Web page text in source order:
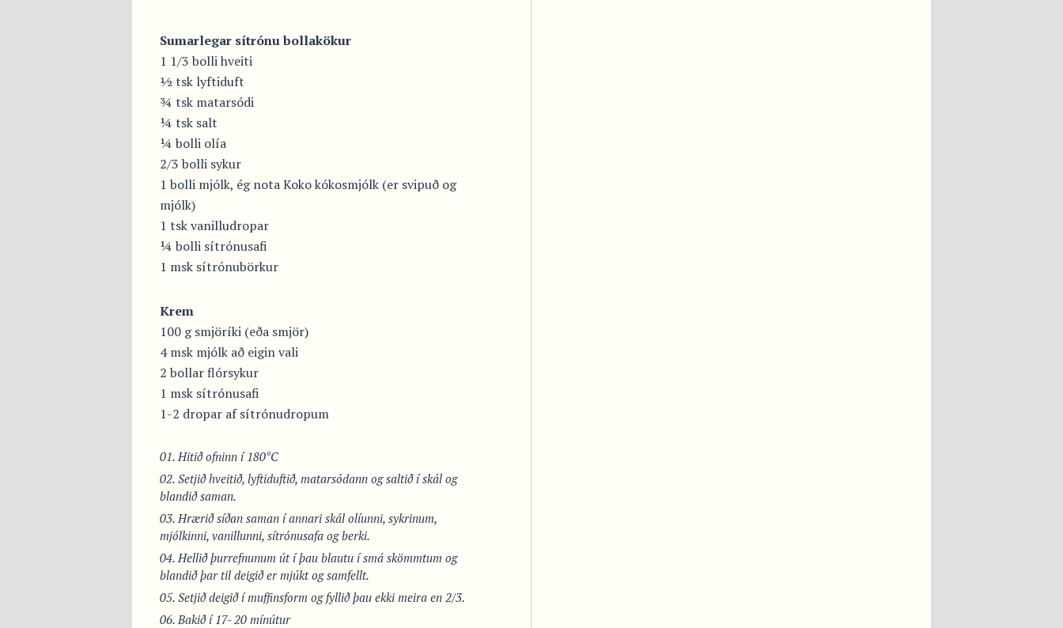
Sumarlegar sítrónu bollakökur
1 1/3 bolli hveiti
½ tsk lyftiduft
¾ tsk matarsódi
¼ tsk salt
¼ bolli olía
2/3 bolli sykur
1 bolli mjólk, ég nota Koko kókosmjólk (er svipuð og
mjólk)
1 tsk vanilludropar
¼ bolli sítrónusafi
1 msk sítrónubörkur
Krem
100 g smjöríki (eða smjör)
4 msk mjólk að eigin vali
2 bollar flórsykur
1 msk sítrónusafi
1-2 dropar af sítrónudropum
Hitið ofninn í 180°C
Setjið hveitið, lyftiduftið, matarsódann og saltið í skál og
blandið saman.
Hrærið síðan saman í annari skál olíunni, sykrinum,
mjólkinni, vanillunni, sítrónusafa og berki.
Hellið þurrefnunum út í þau blautu í smá skömmtum og
blandið þar til deigið er mjúkt og samfellt.
Setjið deigið í muffinsform og fyllið þau ekki meira en 2/3.
Bakið í 17- 20 mínútur